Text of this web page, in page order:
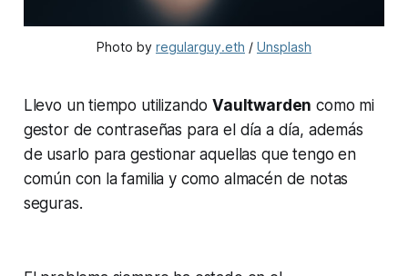
Photo by regularguy.eth / Unsplash
Llevo un tiempo utilizandoVaultwarden como mi
gestor de contraseñas para el día a día, además
de usarlo para gestionar aquellas que tengo en
común con la familia y como almacén de notas
seguras.